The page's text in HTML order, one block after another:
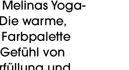
Yoga-
warme,
von